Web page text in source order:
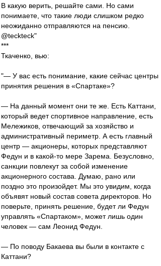
В какую верить, решайте сами. Но сами
понимаете, что такие люди слишком редко
неожиданно отправляются на пенсию.
@teckteck"
***
Ткаченко, вью:
"— У вас есть понимание, какие сейчас центры
принятия решения в «Спартаке»?
— На данный момент они те же. Есть Каттани,
который ведет спортивное направление, есть
Мележиков, отвечающий за хозяйство и
административный периметр. А есть главный
центр — акционеры, которых представляют
Федун и в какой-то мере Зарема. Безусловно,
санкции повлекут за собой изменение
акционерного состава. Думаю, рано или
поздно это произойдет. Мы это увидим, когда
объявят новый состав совета директоров. Но
поверьте, принять решение, будет ли Федун
управлять «Спартаком», может лишь один
человек — сам Леонид Федун.
— По поводу Бакаева вы были в контакте с
Каттани?